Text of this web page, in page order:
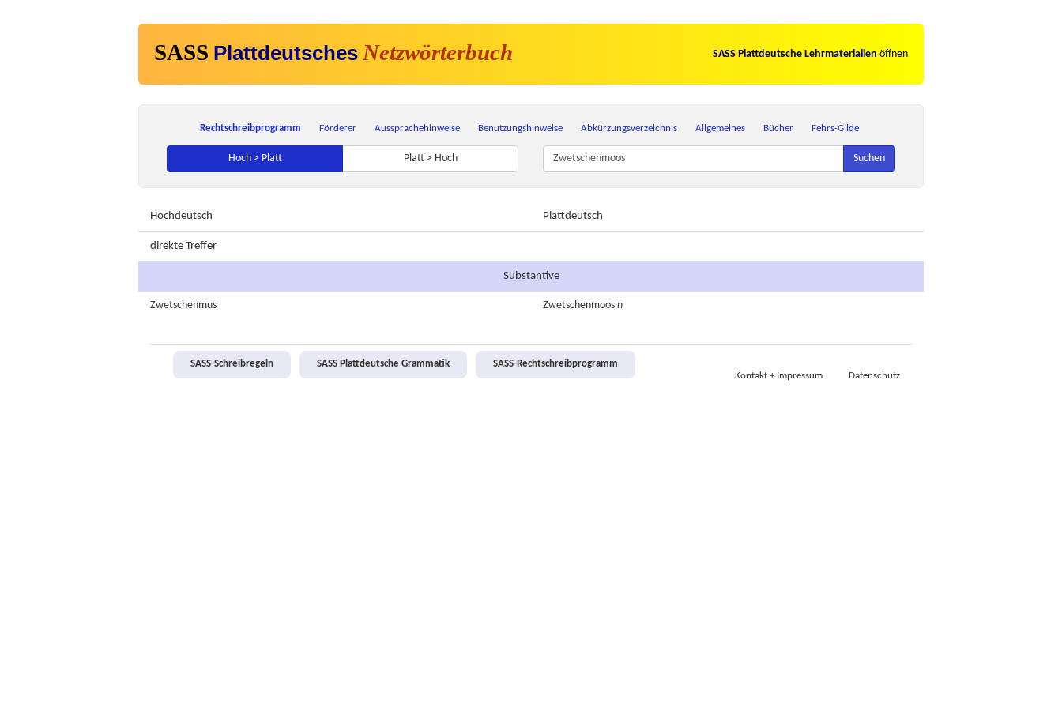
SASS Plattdeutsches Netzwörterbuch SASS Plattdeutsche Lehrmaterialien öffnen
Rechtschreibprogramm Förderer Aussprachehinweise Benutzungshinweise Abkürzungsverzeichnis Allgemeines Bücher Fehrs-Gilde
Hoch > Platt Platt > Hoch Suchen
Hochdeutsch Plattdeutsch
direkte Treffer
Substantive
Zwetschenmus Zwetschenmoos n
SASS-Schreibregeln SASS Plattdeutsche Grammatik
SASS-Rechtschreibprogramm
Kontakt + Impressum
Datenschutz